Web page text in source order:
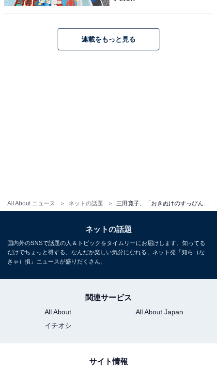
All About ニュース ネットの話題 三田寛子、「おきぬけのすっぴん」ショットに反響！ 「可愛い。これですっぴん凄いです」「素敵な独り旅」
連載をもっと見る
ネットの話題
国内外のSNSで話題の人＆トピックをタイムリーにお届けします。知ってる
だけでちょっと得する、なんだか楽しい気分になれる、ネット発「知ら（な
きゃ）損」ニュースが盛りだくさん。
関連サービス
All About
All About Japan
イチオシ
サイト情報